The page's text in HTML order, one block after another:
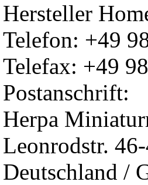
Hersteller
Telefon: +49
Telefax: +49
Postanschrift:
Herpa
Leonrodstr.
Deutschland /